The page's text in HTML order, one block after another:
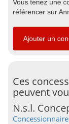
Vous tenez une
référencer sur
Ajouter un
Ces
peuvent
N.s.l.